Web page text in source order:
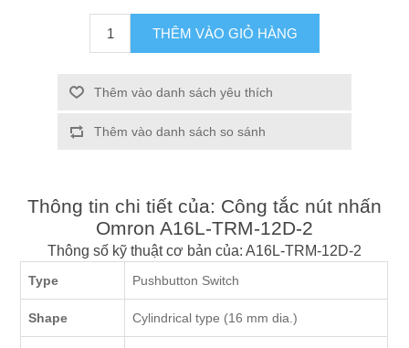
THÊM VÀO GIỎ HÀNG
Thêm vào danh sách yêu thích
Thêm vào danh sách so sánh
Thông tin chi tiết của: Công tắc nút nhấn
Omron A16L-TRM-12D-2
Thông số kỹ thuật cơ bản của: A16L-TRM-12D-2
Type Pushbutton Switch
Shape Cylindrical type (16 mm dia.)